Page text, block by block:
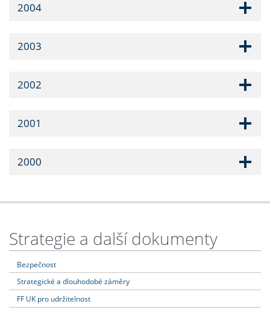
2004
2003
2002
2001
2000
Strategie a další dokumenty
Bezpečnost
Strategické a dlouhodobé záměry
FF UK pro udržitelnost